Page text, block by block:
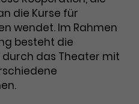
Tracking-
der Website für
der Website zu
Cookies speichern
anonym und weisen
Nummer zu,
zu erkennen.
verwendet, um
von Werbeanzeigen zu
die Kurse für
wendet. Im Rahmen
besteht die
durch das Theater mit